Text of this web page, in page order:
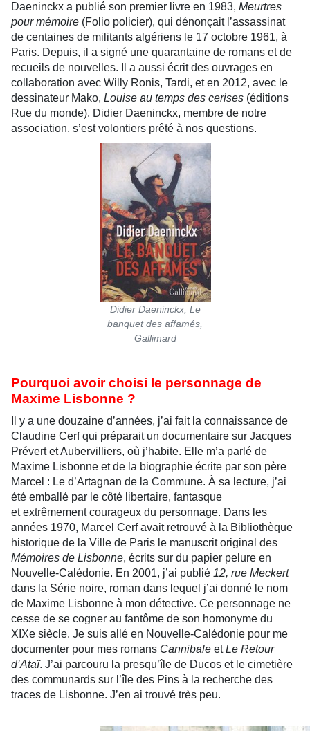
Daeninckx a publié son premier livre en 1983, Meurtres
pour mémoire (Folio policier), qui dénonçait l’assassinat
de centaines de militants algériens le 17 octobre 1961, à
Paris. Depuis, il a signé une quarantaine de romans et de
recueils de nouvelles. Il a aussi écrit des ouvrages en
collaboration avec Willy Ronis, Tardi, et en 2012, avec le
dessinateur Mako, Louise au temps des cerises (éditions
Rue du monde). Didier Daeninckx, membre de notre
association, s’est volontiers prêté à nos questions.
Didier Daeninckx, Le
banquet des affamés,
Gallimard
Pourquoi avoir choisi le personnage de
Maxime Lisbonne ?
Il y a une douzaine d’années, j’ai fait la connaissance de
Claudine Cerf qui préparait un documentaire sur Jacques
Prévert et Aubervilliers, où j’habite. Elle m’a parlé de
Maxime Lisbonne et de la biographie écrite par son père
Marcel : Le d’Artagnan de la Commune. À sa lecture, j’ai
été emballé par le côté libertaire, fantasque
et extrêmement courageux du personnage. Dans les
années 1970, Marcel Cerf avait retrouvé à la Bibliothèque
historique de la Ville de Paris le manuscrit original des
Mémoires de Lisbonne, écrits sur du papier pelure en
Nouvelle-Calédonie. En 2001, j’ai publié 12, rue Meckert
dans la Série noire, roman dans lequel j’ai donné le nom
de Maxime Lisbonne à mon détective. Ce personnage ne
cesse de se cogner au fantôme de son homonyme du
XIXe siècle. Je suis allé en Nouvelle-Calédonie pour me
documenter pour mes romans Cannibale etLe Retour
d’Ataï. J’ai parcouru la presqu’île de Ducos et le cimetière
des communards sur l’île des Pins à la recherche des
traces de Lisbonne. J’en ai trouvé très peu.